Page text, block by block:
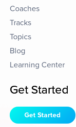
Coaches
Tracks
Topics
Blog
Learning Center
Get Started
Get Started